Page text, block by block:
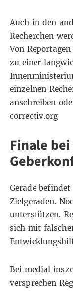
Auch in den
Recherchen
Von
zu einer
einzelnen
anschreiben
correctiv.org
Finale
Gerade
Zielgeraden.
unterstützen.
sich mit
Bei medial
versprechen